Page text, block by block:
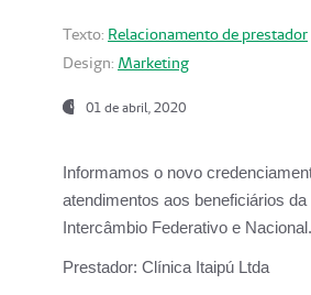
Texto: Relacionamento de prestador
Design: Marketing
01 de abril, 2020
Informamos o novo
atendimentos aos beneficiários da
Intercâmbio Federativo e Nacional.
Prestador: Clínica Itaipú Ltda